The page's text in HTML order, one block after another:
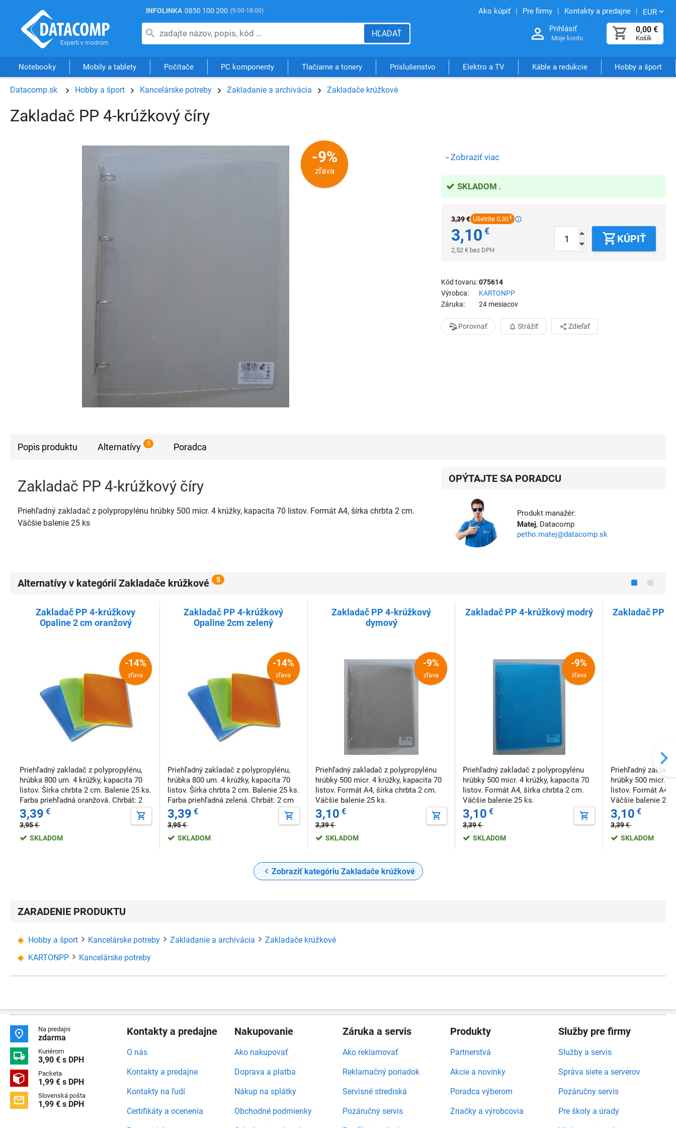
INFOLINKA 0850 100 200 (9:00-18:00) Ako kúpiť Pre firmy Kontakty a predajne EUR
0,00 €
Košík
Prihlásiť
Moje konto
HĽADAŤ
Notebooky Mobily a tablety Počítače PC komponenty Tlačiarne a tonery Príslušenstvo Elektro a TV Káble a redukcie Hobby a šport
Datacomp.sk Hobby a šport Kancelárske potreby Zakladanie a archivácia Zakladače krúžkové
Zakladač PP 4-krúžkový číry
-9%
zľava
Zobraziť viac
SKLADOM
3,39€ Ušetrite 0,30 €
3,10 €
2,52 € bez DPH
KÚPIŤ
Kód tovaru 075614
Výrobca
KARTONPP
Záruka
24 mesiacov
Porovnať Strážiť Zdieľať
Popis produktu Alternatívy 5 Poradca
Zakladač PP 4-krúžkový číry
Priehľadný zakladač z polypropylénu hrúbky 500 micr. 4 krúžky, kapacita 70 listov. Formát A4, šírka chrbta 2 cm.
Väčšie balenie 25 ks
OPÝTAJTE SA PORADCU
Produkt manažér:
Matej, Datacomp
petho.matej@datacomp.sk
Alternatívy v kategórií Zakladače krúžkové 5
Zakladač PP 4-krúžkovy
Opaline 2 cm oranžový
-14%
zľava
Priehľadný zakladač z polypropylénu,
hrúbka 800 um. 4 krúžky, kapacita 70
listov. Šírka chrbta 2 cm. Balenie 25 ks.
Farba priehľadná oranžová. Chrbát: 2
cm Farba: priehľadná oranžová
3,39 €
3,95€
SKLADOM
Zakladač PP 4-krúžkový
Opaline 2cm zelený
-14%
zľava
Priehľadný zakladač z polypropylénu,
hrúbka 800 um. 4 krúžky, kapacita 70
listov. Šírka chrbta 2 cm. Balenie 25 ks.
Farba priehľadná zelená. Chrbát: 2 cm
Farba: priehľadná zelená
3,39 €
3,95€
SKLADOM
Zakladač PP 4-krúžkový
dymový
-9%
zľava
Priehľadný zakladač z polypropylénu
hrúbky 500 micr. 4 krúžky, kapacita 70
listov. Formát A4, šírka chrbta 2 cm.
Väčšie balenie 25 ks.
3,10 €
3,39€
SKLADOM
Zakladač PP 4-krúžkový modrý
-9%
zľava
Priehľadný zakladač z polypropylénu
hrúbky 500 micr. 4 krúžky, kapacita 70
listov. Formát A4, šírka chrbta 2 cm.
Väčšie balenie 25 ks.
3,10 €
3,39€
SKLADOM
Zakladač PP
Priehľadný
hrúbky 500 micr. 4
listov. Formát A4,
Väčšie balenie 25
3,10 €
3,39€
SKLADOM
Zobraziť kategóriu Zakladače krúžkové
ZARADENIE PRODUKTU
Hobby a šport Kancelárske potreby Zakladanie a archivácia
Zakladače krúžkové
KARTONPP
Kancelárske potreby
 Na predajni
zdarma
 Kuriérom
3,90 € s DPH
 Packeta
1,99 € s DPH
 Slovenská pošta
1,99 € s DPH
Kontakty a predajne
O nás
Kontakty a predajne
Kontakty na ľudí
Certifikáty a ocenenia
Nakupovanie
Ako nakupovať
Doprava a platba
Nákup na splátky
Obchodné podmienky
Záruka a servis
Ako reklamovať
Reklamačný poriadok
Servisné strediská
Pozáručný servis
Produkty
Partnerstvá
Akcie a novinky
Poradca výberom
Značky a výrobcovia
Služby pre firmy
Služby a servis
Správa siete a serverov
Pozáručny servis
Pre školy a úrady